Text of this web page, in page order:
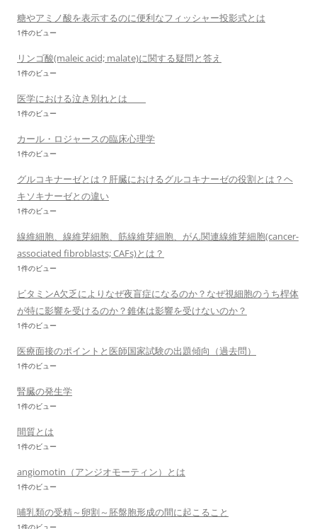
糖やアミノ酸を表示するのに便利なフィッシャー投影式とは
1件のビュー
リンゴ酸(maleic acid; malate)に関する疑問と答え
1件のビュー
医学における泣き別れとは
1件のビュー
カール・ロジャースの臨床心理学
1件のビュー
グルコキナーゼとは？肝臓におけるグルコキナーゼの役割とは？ヘ
キソキナーゼとの違い
1件のビュー
線維細胞、線維芽細胞、筋線維芽細胞、がん関連線維芽細胞(cancer-
associated fibroblasts; CAFs)とは？
1件のビュー
ビタミンA欠乏によりなぜ夜盲症になるのか？なぜ視細胞のうち桿体
が特に影響を受けるのか？錐体は影響を受けないのか？
1件のビュー
医療面接のポイントと医師国家試験の出題傾向（過去問）
1件のビュー
腎臓の発生学
1件のビュー
間質とは
1件のビュー
angiomotin（アンジオモーティン）とは
1件のビュー
哺乳類の受精～卵割～胚盤胞形成の間に起こること
1件のビュー